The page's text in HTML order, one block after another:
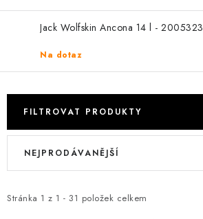
Jack Wolfskin Ancona 14 l - 2005323
Na dotaz
FILTROVAT PRODUKTY
V
i
Stránka 1 z 1 - 31 položek celkem
Ř
e
NEJPRODÁVANĚJŠÍ